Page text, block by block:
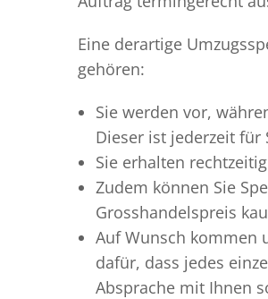
Eine derartige
gehören:
Sie werden vor,
Dieser ist jederzeit
Sie erhalten
Zudem können Sie
Grosshandelspreis
Auf Wunsch kommen
dafür, dass jedes
Absprache mit Ihnen